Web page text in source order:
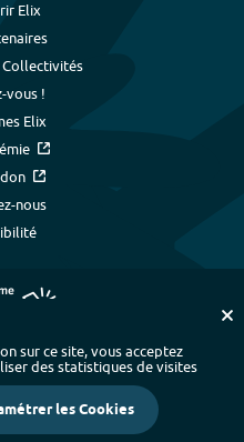
Elix
Collectivités
vous !
Elix
nous
alphabétique
-
- Paramétrer les cookies
sur ce site, vous acceptez
des statistiques de visites
les Cookies